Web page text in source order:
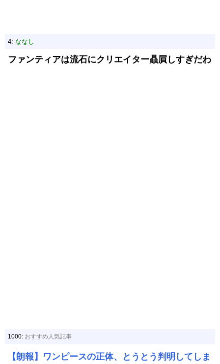
4: ななし
ファンティアは流石にクリエイター贔屓しすぎだわ
1000: おすすめ人気記事
【朗報】ワンピースの正体、とうとう判明してしま